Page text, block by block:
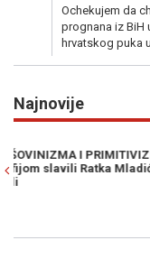
Ochekujem da
prognana iz BiH
hrvatskog puka
Najnovije
UKRAJINSKI GENERAL
Ukoliko RS odluči
sa Baltika"